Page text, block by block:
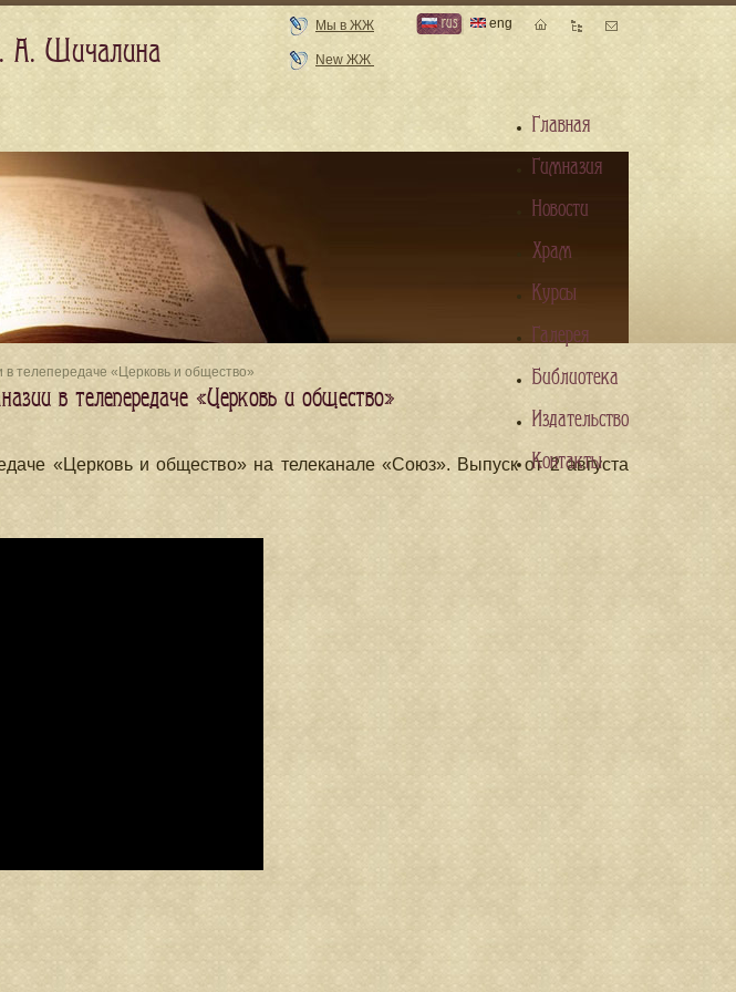
телепередаче «Церковь и общество»
в телепередаче «Церковь и общество»
«Церковь и общество» на телеканале «Союз». Выпуск от 2 августа
А. Шичалина
Мы в ЖЖ
New ЖЖ
rus eng
Главная
Гимназия
Новости
Храм
Курсы
Галерея
Библиотека
Издательство
Контакты